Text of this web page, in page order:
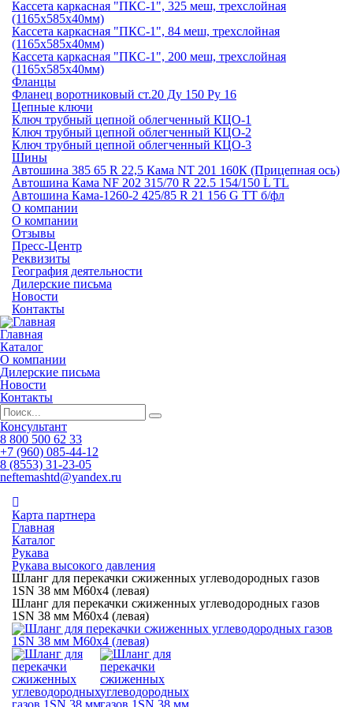
Кассета каркасная "ПКС-1", 325 меш, трехслойная
(1165х585х40мм)
Кассета каркасная "ПКС-1", 84 меш, трехслойная
(1165х585х40мм)
Кассета каркасная "ПКС-1", 200 меш, трехслойная
(1165х585х40мм)
Фланцы
Фланец воротниковый ст.20 Ду 150 Ру 16
Цепные ключи
Ключ трубный цепной облегченный КЦО-1
Ключ трубный цепной облегченный КЦО-2
Ключ трубный цепной облегченный КЦО-3
Шины
Автошина 385 65 R 22,5 Кама NT 201 160К (Прицепная ось)
Автошина Кама NF 202 315/70 R 22.5 154/150 L TL
Автошина Кама-1260-2 425/85 R 21 156 G TT б/фл
О компании
О компании
Отзывы
Пресс-Центр
Реквизиты
География деятельности
Дилерские письма
Новости
Контакты
Главная
Каталог
О компании
Дилерские письма
Новости
Контакты
Консультант
8 800 500 62 33
+7 (960) 085-44-12
8 (8553) 31-23-05
neftemashtd@yandex.ru
Карта партнера
Главная
Каталог
Рукава
Рукава высокого давления
Шланг для перекачки сжиженных углеводородных газов
1SN 38 мм М60х4 (левая)
Шланг для перекачки сжиженных углеводородных газов
1SN 38 мм М60х4 (левая)